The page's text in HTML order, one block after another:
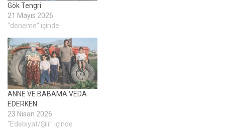
Gök Tengri­
21 Mayıs 2026
"deneme" içinde
ANNE VE BABAMA VEDA
EDERKEN
23 Nisan 2026
"Edebiyat/Şiir" içinde